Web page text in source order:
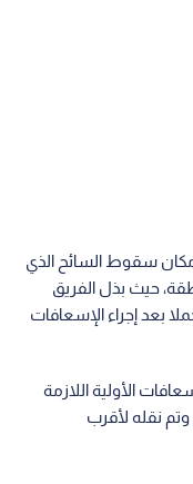
مكان سقوط السائح الذي
حيث بذل الفريق
بعد إجراء الإسعافات
الأولية اللازمة
نقله لأقرب